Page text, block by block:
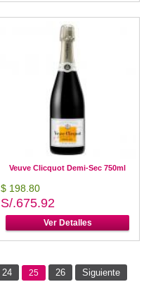
Veuve Clicquot Demi-Sec 750ml
$ 198.80
S/.675.92
Ver Detalles
24 25 26 Siguiente